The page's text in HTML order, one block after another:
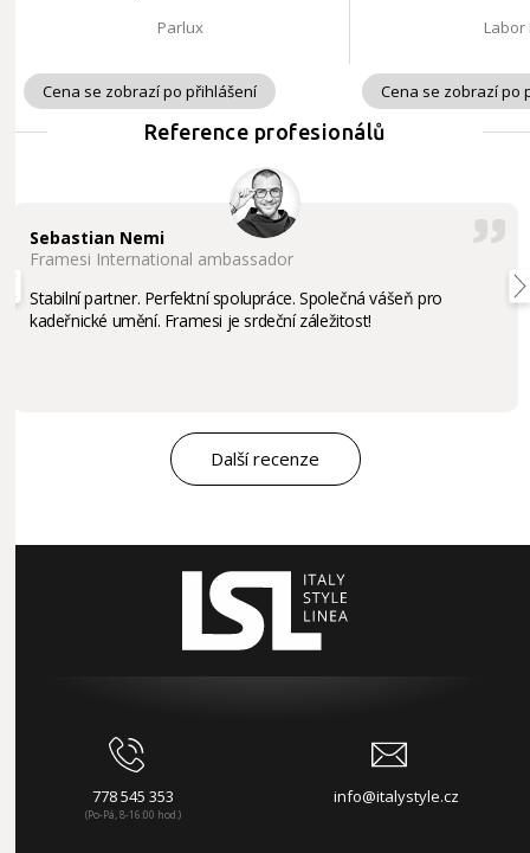
Parlux
Cena se zobrazí po přihlášení
Labor
Cena se zobrazí po
Reference profesionálů
Sebastian Nemi
Framesi International ambassador
Stabilní partner. Perfektní spolupráce. Společná vášeň pro
kadeřnické umění. Framesi je srdeční záležitost!
Další recenze
778 545 353
(Po-Pá, 8-16:00 hod.)
info@italystyle.cz